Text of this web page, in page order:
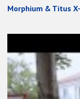
Morphium & Titus